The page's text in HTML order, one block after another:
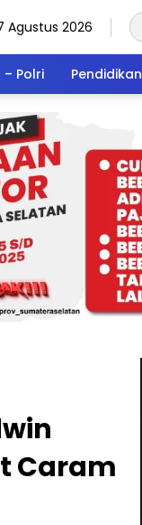
Agustus 2026
– Polri Pendidikan
Caram